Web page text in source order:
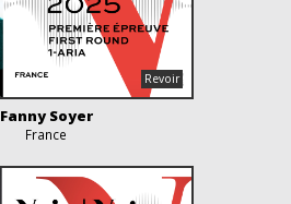
Fanny Soyer
France